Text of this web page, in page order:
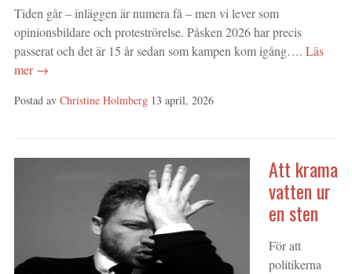
Tiden går – inläggen är numera få – men vi lever som
opinionsbildare och proteströrelse. Påsken 2026 har precis
passerat och det är 15 år sedan som kampen kom igång…. Läs
mer →
Postad av Christine Holmberg 13 april, 2026
Att krama
vatten ur
en sten
För att
politikerna